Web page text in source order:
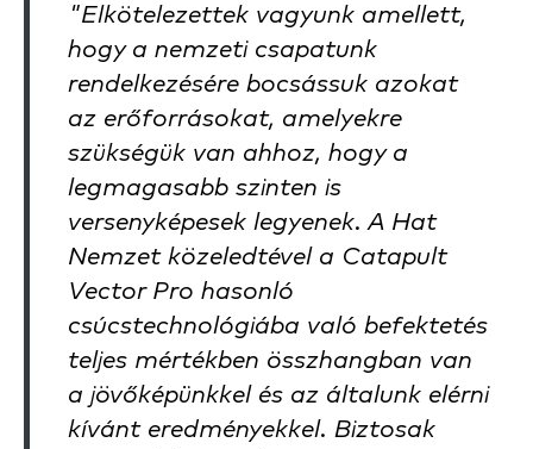
"Elkötelezettek vagyunk amellett,
hogy a nemzeti csapatunk
rendelkezésére bocsássuk azokat
az erőforrásokat, amelyekre
szükségük van ahhoz, hogy a
legmagasabb szinten is
versenyképesek legyenek. A Hat
Nemzet közeledtével a Catapult
Vector Pro hasonló
csúcstechnológiába való befektetés
teljes mértékben összhangban van
a jövőképünkkel és az általunk elérni
kívánt eredményekkel. Biztosak